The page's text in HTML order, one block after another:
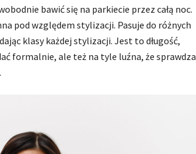
bawić się na parkiecie przez całą noc.
pod względem stylizacji. Pasuje do różnych
klasy każdej stylizacji. Jest to długość,
formalnie, ale też na tyle luźna, że sprawdza